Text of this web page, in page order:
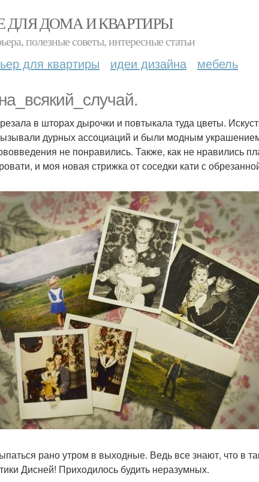
ДЛЯ ДОМА И КВАРТИРЫ
полезные советы, интересные статьи
для квартиры идеи дизайна мебель
в шторах дырочки и повтыкала туда цветы.
дурных ассоциаций и были модным украшением
не понравились. Также, как не нравились
и моя новая стрижка от соседки кати с
рано утром в выходные. Ведь все знают, что в
Дисней! Приходилось будить неразумных.